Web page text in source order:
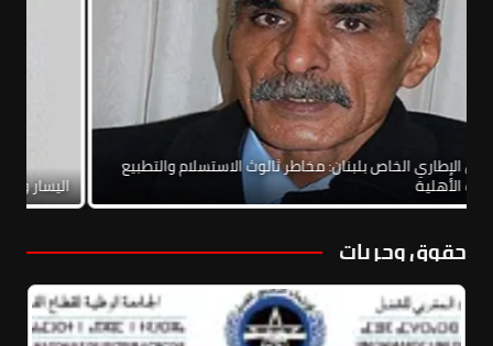
الاتفاق الإطاري الخاص بلبنان: مخاطر ثالوث الاستسلام والتطبيع
والحرب الأهلية
حقوق وحريات